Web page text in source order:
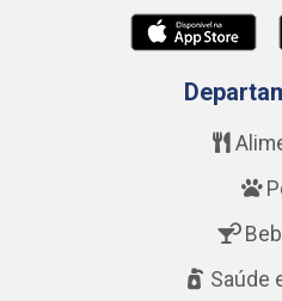
Saúde